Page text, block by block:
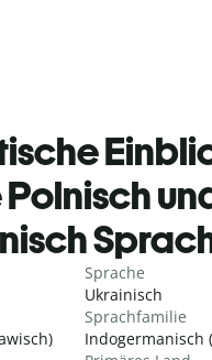
Sprache
Ukrainisch
Sprachfamilie
Indogermanisch